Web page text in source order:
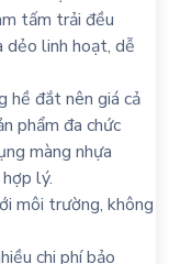
tấm trải đều
dẻo linh hoạt, dễ
hề đắt nên giá cả
phẩm đa chức
màng nhựa
lý.
môi trường, không
chi phí bảo